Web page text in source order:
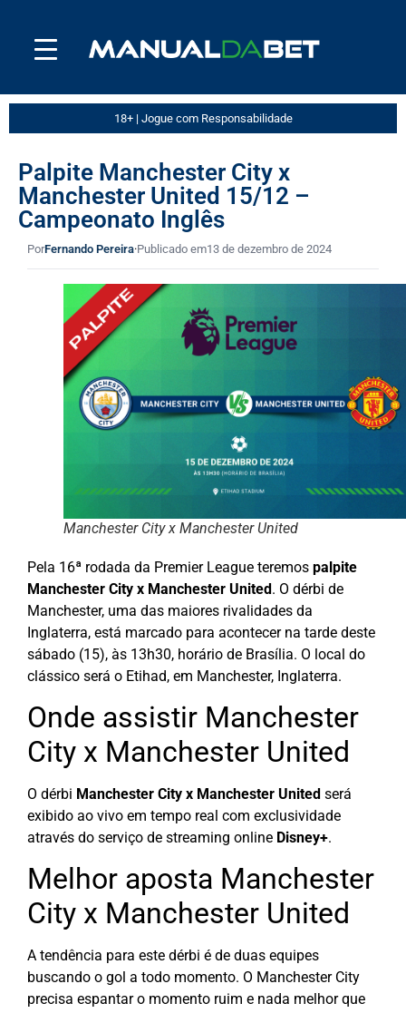
18+ | Jogue com Responsabilidade
Palpite Manchester City x
Manchester United 15/12 –
Campeonato Inglês
PorFernando Pereira·Publicado em13 de dezembro de 2024
Manchester City x Manchester United
Pela 16ª rodada da Premier League teremos palpite
Manchester City x Manchester United. O dérbi de
Manchester, uma das maiores rivalidades da
Inglaterra, está marcado para acontecer na tarde deste
sábado (15), às 13h30, horário de Brasília. O local do
clássico será o Etihad, em Manchester, Inglaterra.
Onde assistir Manchester
City x Manchester United
O dérbi Manchester City x Manchester United será
exibido ao vivo em tempo real com exclusividade
através do serviço de streaming online Disney+.
Melhor aposta Manchester
City x Manchester United
A tendência para este dérbi é de duas equipes
buscando o gol a todo momento. O Manchester City
precisa espantar o momento ruim e nada melhor que